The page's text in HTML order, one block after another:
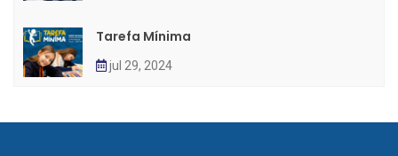
Tarefa Mínima
jul 29, 2024